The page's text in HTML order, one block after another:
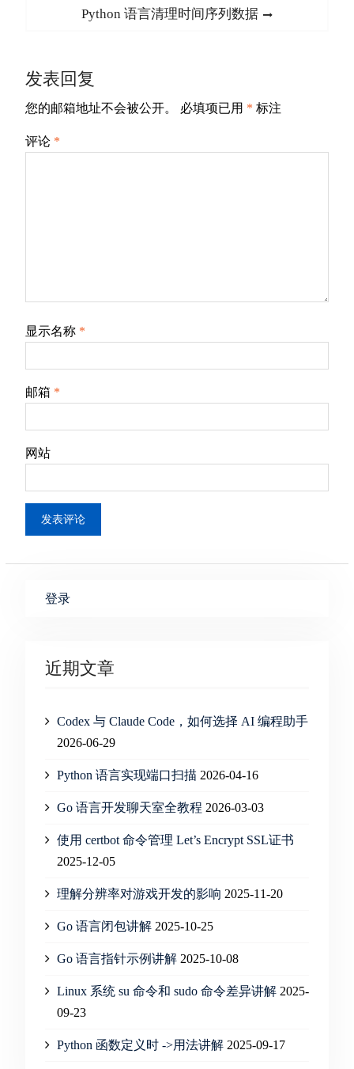
Next
Python 语言清理时间序列数据
发表回复
您的邮箱地址不会被公开。 必填项已用 * 标注
评论 *
显示名称 *
邮箱 *
网站
登录
近期文章
Codex 与 Claude Code，如何选择 AI 编程助手
2026-06-29
Python 语言实现端口扫描 2026-04-16
Go 语言开发聊天室全教程 2026-03-03
使用 certbot 命令管理 Let’s Encrypt SSL证书
2025-12-05
理解分辨率对游戏开发的影响 2025-11-20
Go 语言闭包讲解 2025-10-25
Go 语言指针示例讲解 2025-10-08
Linux 系统 su 命令和 sudo 命令差异讲解 2025-
09-23
Python 函数定义时 ->用法讲解 2025-09-17